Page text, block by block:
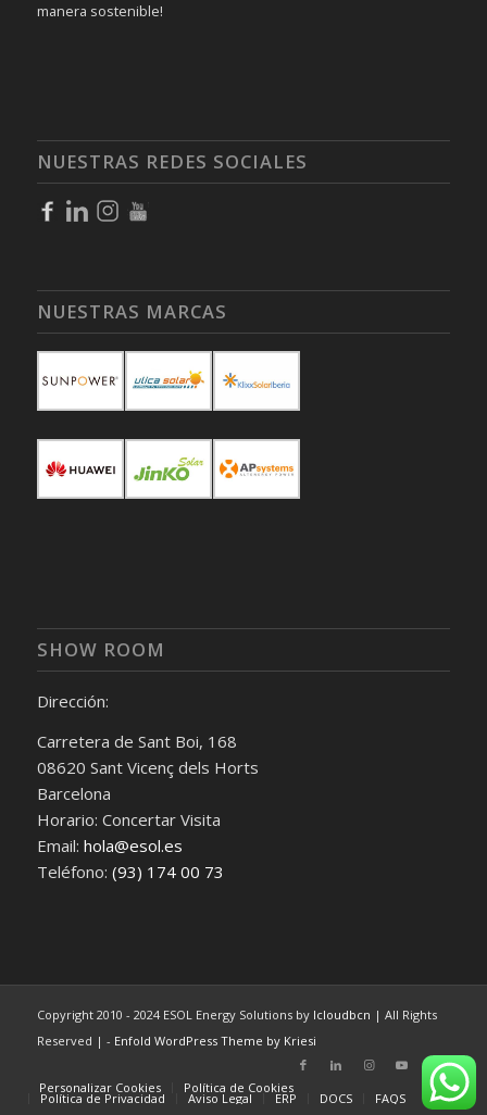
manera sostenible!
NUESTRAS REDES SOCIALES
NUESTRAS MARCAS
SHOW ROOM
Dirección:
Carretera de Sant Boi, 168
08620 Sant Vicenç dels Horts
Barcelona
Horario: Concertar Visita
Email: hola@esol.es
Teléfono: (93) 174 00 73
Copyright 2010 - 2024 ESOL Energy Solutions by Icloudbcn | All Rights
Reserved | - Enfold WordPress Theme by Kriesi
Personalizar Cookies Política de Cookies
Política de Privacidad Aviso Legal ERP DOCS FAQS